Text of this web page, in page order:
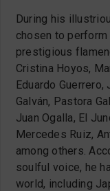
During his
chosen to perform
prestigious
Cristina Hoyos,
Eduardo
Galván, Pastora
Juan Ogalla, El
Mercedes Ruiz,
among others.
soulful voice, he
world, including